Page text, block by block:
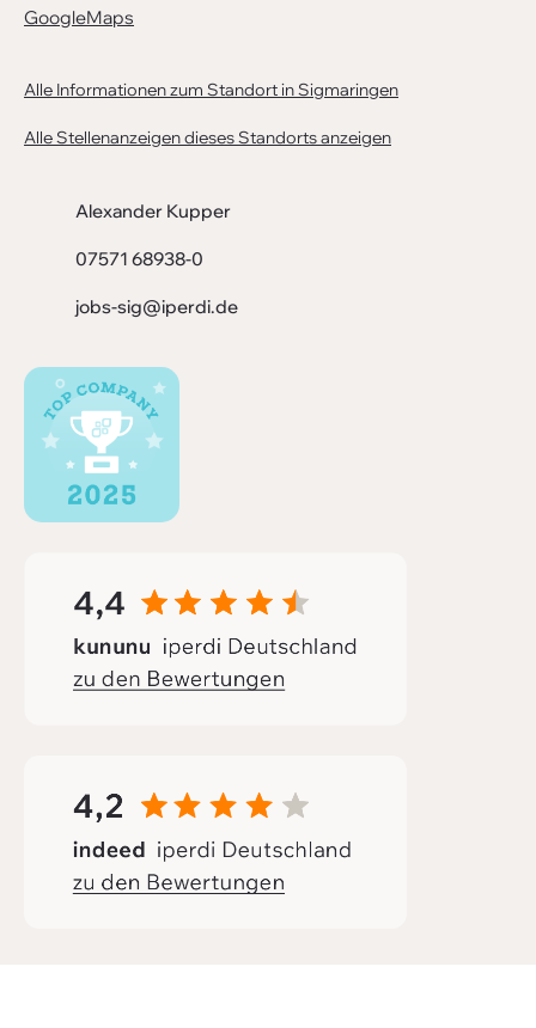
GoogleMaps
Alle Informationen zum Standort in Sigmaringen
Alle Stellenanzeigen dieses Standorts anzeigen
Alexander Kupper
07571 68938-0
jobs-sig@iperdi.de